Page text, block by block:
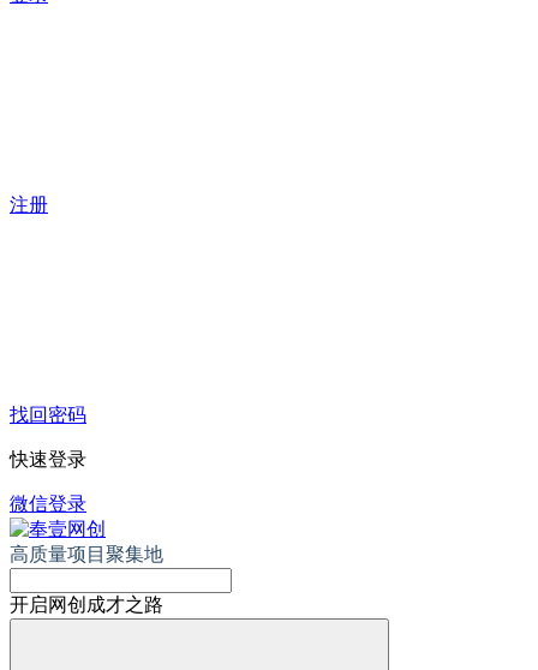
注册
找回密码
快速登录
微信登录
高质量项目聚集地
开启网创成才之路